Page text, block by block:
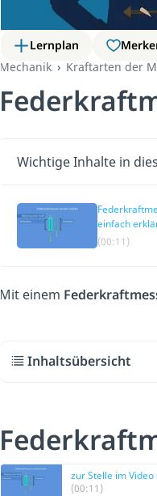
Lernplan
Mechanik
Kraftarten der
Wichtige Inhalte in
einfach
(00:11)
Mit einem
Inhaltsübersicht
zur Stelle im
(00:11)